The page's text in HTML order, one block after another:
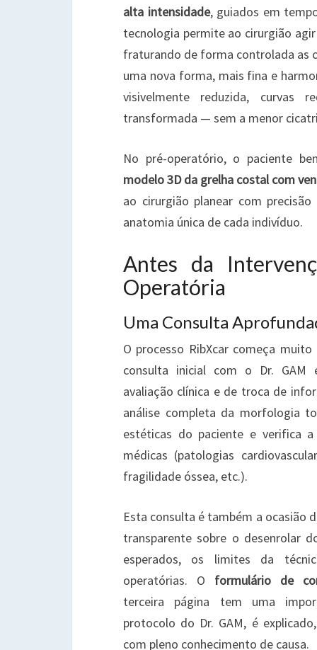
alta intensidade, guiados em
tecnologia permite ao cirurgião
fraturando de forma controlada as
uma nova forma, mais fina e
visivelmente reduzida, curvas
transformada — sem a menor
No pré-operatório, o paciente
modelo 3D da grelha costal com
ao cirurgião planear com
anatomia única de cada indivíduo.
Antes da
Operatória
Uma Consulta
O processo RibXcar começa
consulta inicial com o Dr. GAM
avaliação clínica e de troca de
análise completa da morfologia
estéticas do paciente e verifica a
médicas (patologias
fragilidade óssea, etc.).
Esta consulta é também a ocasião
transparente sobre o desenrolar
esperados, os limites da
operatórias. O formulário de
terceira página tem uma
protocolo do Dr. GAM, é
com pleno conhecimento de causa.